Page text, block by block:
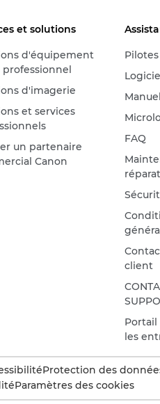
et solutions
d'équipement
professionnel
d'imagerie
et services
un partenaire
Canon
Pilotes
FAQ
client
les
Protection des
Paramètres des cookies